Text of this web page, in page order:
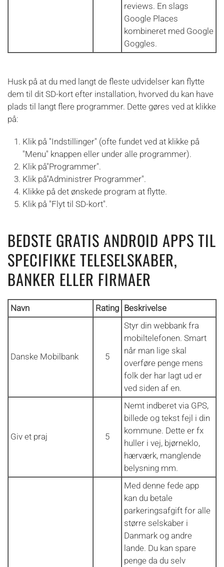
reviews. En slags
Google Places
kombineret med Google
Goggles.
Husk på at du med langt de fleste udvidelser kan flytte
dem til dit SD-kort efter installation, hvorved du kan have
plads til langt flere programmer. Dette gøres ved at klikke
på:
Klik på "Indstillinger" (ofte fundet ved at klikke på
"Menu" knappen eller under alle programmer).
Klik på"Programmer".
Klik på"Administrer Programmer".
Klikke på det ønskede program at flytte.
Klik på "Flyt til SD-kort".
BEDSTE GRATIS ANDROID APPS TIL
SPECIFIKKE TELESELSKABER,
BANKER ELLER FIRMAER
Navn Rating Beskrivelse
Danske Mobilbank 5
Styr din webbank fra
mobiltelefonen. Smart
når man lige skal
overføre penge mens
folk der har lagt ud er
ved siden af en.
Giv et praj 5
Nemt indberet via GPS,
billede og tekst fejl i din
kommune. Dette er fx
huller i vej, bjørneklo,
hærværk, manglende
belysning mm.
Med denne fede app
kan du betale
parkeringsafgift for alle
større selskaber i
Danmark og andre
lande. Du kan spare
penge da du selv